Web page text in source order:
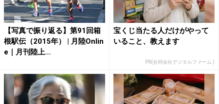
【写真で振り返る】第91回箱
根駅伝（2015年） | 月陸Onlin
e｜月刊陸上...
宝くじ当たる人だけがやって
いること、教えます
PR(合同会社デジタルファーム )